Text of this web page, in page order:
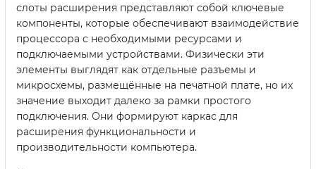
слоты расширения представляют собой ключевые
компоненты, которые обеспечивают взаимодействие
процессора с необходимыми ресурсами и
подключаемыми устройствами. Физически эти
элементы выглядят как отдельные разъемы и
микросхемы, размещённые на печатной плате, но их
значение выходит далеко за рамки простого
подключения. Они формируют каркас для
расширения функциональности и
производительности компьютера.